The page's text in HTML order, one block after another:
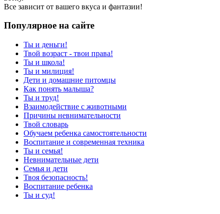
Все зависит от вашего вкуса и фантазии!
Популярное на сайте
Ты и деньги!
Твой возраст - твои права!
Ты и школа!
Ты и милиция!
Дети и домашние питомцы
Как понять малыша?
Ты и труд!
Взаимодействие с животными
Причины невнимательности
Твой словарь
Обучаем ребенка самостоятельности
Воспитание и современная техника
Ты и семья!
Невнимательные дети
Семья и дети
Твоя безопасность!
Воспитание ребенка
Ты и суд!